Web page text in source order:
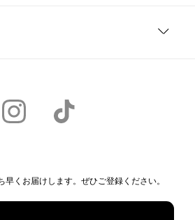
早くお届けします。ぜひご登録ください。